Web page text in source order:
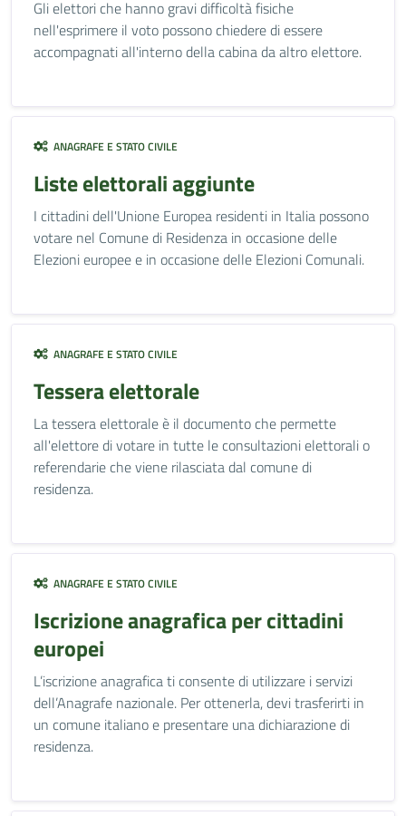
Gli elettori che hanno gravi difficoltà fisiche
nell'esprimere il voto possono chiedere di essere
accompagnati all'interno della cabina da altro elettore.
ANAGRAFE E STATO CIVILE
Liste elettorali aggiunte
I cittadini dell'Unione Europea residenti in Italia possono
votare nel Comune di Residenza in occasione delle
Elezioni europee e in occasione delle Elezioni Comunali.
ANAGRAFE E STATO CIVILE
Tessera elettorale
La tessera elettorale è il documento che permette
all'elettore di votare in tutte le consultazioni elettorali o
referendarie che viene rilasciata dal comune di
residenza.
ANAGRAFE E STATO CIVILE
Iscrizione anagrafica per cittadini
europei
L’iscrizione anagrafica ti consente di utilizzare i servizi
dell’Anagrafe nazionale. Per ottenerla, devi trasferirti in
un comune italiano e presentare una dichiarazione di
residenza.